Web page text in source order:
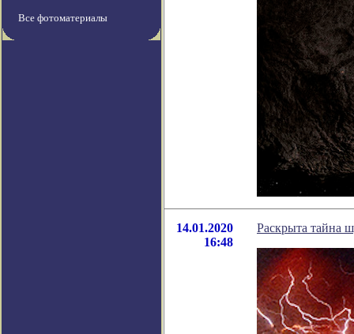
Все фотоматериалы
14.01.2020
16:48
Раскрыта тайна